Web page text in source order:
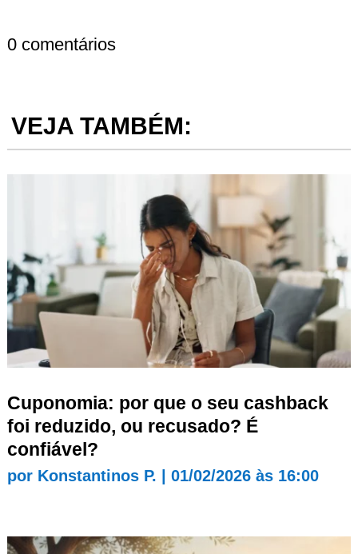
0 comentários
VEJA TAMBÉM:
Cuponomia: por que o seu cashback
foi reduzido, ou recusado? É
confiável?
por Konstantinos P. 01/02/2026 às 16:00